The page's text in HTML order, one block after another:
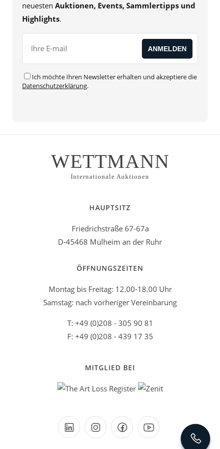
neuesten Auktionen, Events, Sammlertipps und
Highlights.
Ich möchte Ihren Newsletter erhalten und akzeptiere die
Datenschutzerklärung.
WETTMANN
Internationale Auktionen
HAUPTSITZ
Friedrichstraße 67-67a
D-45468 Mülheim an der Ruhr
ÖFFNUNGSZEITEN
Montag bis Freitag: 12.00-18.00 Uhr
Samstag: nach vorheriger Vereinbarung
T: +49 (0)208 - 305 90 81
F: +49 (0)208 - 439 17 35
MITGLIED BEI